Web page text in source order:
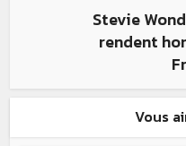
Stevie
rendent
Vous